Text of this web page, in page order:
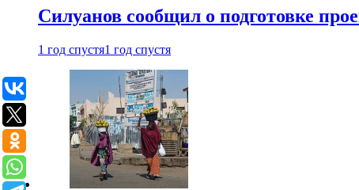
Силуанов сообщил о подготовке
1 год спустя1 год спустя